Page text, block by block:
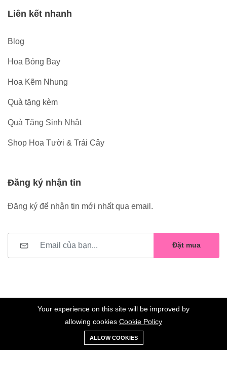
Liên kết nhanh
Blog
Hoa Bóng Bay
Hoa Kẽm Nhung
Quà tặng kèm
Quà Tặng Sinh Nhật
Shop Hoa Tười & Trái Cây
Đăng ký nhận tin
Đăng ký để nhận tin mới nhất qua email.
Đặt mua
©2023 Hoa Nelly . All Rights Reserved.
0
Xe
đẩy
Danh sách
yêu thích
Your experience on this site will be improved by
allowing cookies Cookie Policy
ALLOW COOKIES